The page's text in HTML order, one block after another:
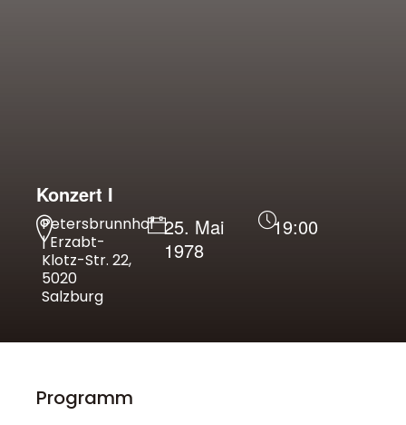
Konzert I
Petersbrunnhof
| Erzabt-
Klotz-Str. 22,
5020
Salzburg
25. Mai
1978
19:00
Programm